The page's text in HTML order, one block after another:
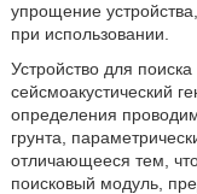
упрощение
при использовании.
Устройство для
сейсмоакустический
определения
грунта,
отличающееся тем,
поисковый модуль,